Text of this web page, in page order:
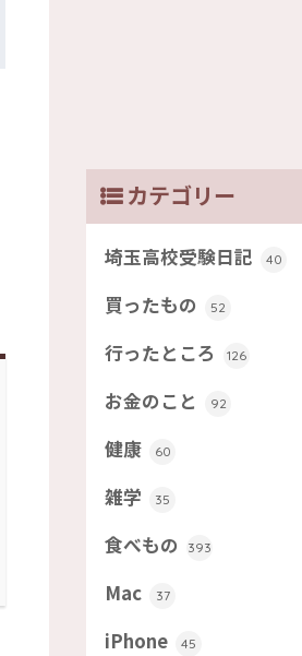
カテゴリー
埼玉高校受験日記 40
買ったもの 52
行ったところ 126
お金のこと 92
健康 60
雑学 35
食べもの 393
Mac 37
iPhone 45